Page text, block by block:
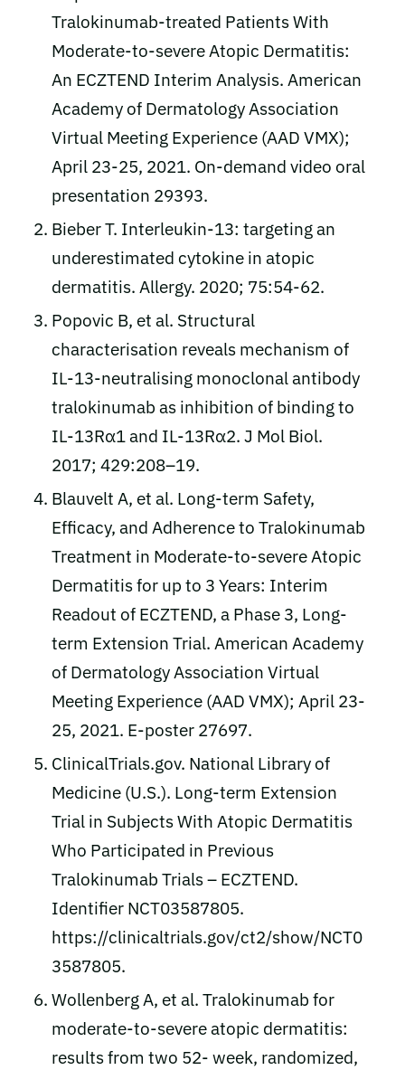
Tralokinumab-treated Patients With
Moderate-to-severe Atopic Dermatitis:
An ECZTEND Interim Analysis. American
Academy of Dermatology Association
Virtual Meeting Experience (AAD VMX);
April 23-25, 2021. On-demand video oral
presentation 29393.
Bieber T. Interleukin-13: targeting an
underestimated cytokine in atopic
dermatitis. Allergy. 2020; 75:54-62.
Popovic B, et al. Structural
characterisation reveals mechanism of
IL-13-neutralising monoclonal antibody
tralokinumab as inhibition of binding to
IL-13Rα1 and IL-13Rα2. J Mol Biol.
2017; 429:208–19.
Blauvelt A, et al. Long-term Safety,
Efficacy, and Adherence to Tralokinumab
Treatment in Moderate-to-severe Atopic
Dermatitis for up to 3 Years: Interim
Readout of ECZTEND, a Phase 3, Long-
term Extension Trial. American Academy
of Dermatology Association Virtual
Meeting Experience (AAD VMX); April 23-
25, 2021. E-poster 27697.
ClinicalTrials.gov. National Library of
Medicine (U.S.). Long-term Extension
Trial in Subjects With Atopic Dermatitis
Who Participated in Previous
Tralokinumab Trials – ECZTEND.
Identifier NCT03587805.
https://clinicaltrials.gov/ct2/show/NCT0
3587805.
Wollenberg A, et al. Tralokinumab for
moderate‐to‐severe atopic dermatitis:
results from two 52‐ week, randomized,